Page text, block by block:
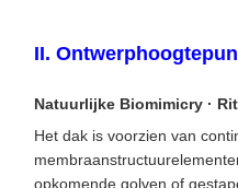
II.
​Natuurlijke Biomimicry ·
Het dak is voorzien van
opkomende golven of